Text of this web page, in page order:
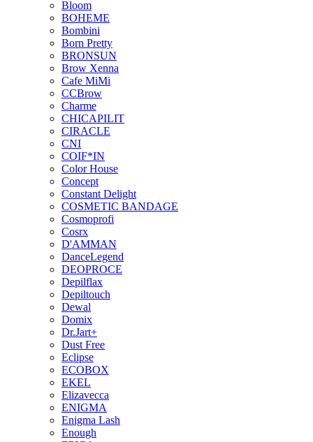
Bloom
BOHEME
Bombini
Born Pretty
BRONSUN
Brow Xenna
Cafe MiMi
CCBrow
Charme
CHICAPILIT
CIRACLE
CNI
COIF*IN
Color House
Concept
Constant Delight
COSMETIC BANDAGE
Cosmoprofi
Cosrx
D'AMMAN
DanceLegend
DEOPROCE
Depilflax
Depiltouch
Dewal
Domix
Dr.Jart+
Dust Free
Eclipse
ECOBOX
EKEL
Elizavecca
ENIGMA
Enigma Lash
Enough